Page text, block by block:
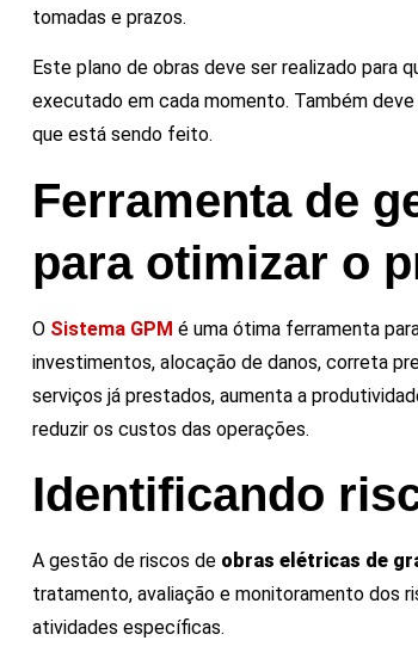
tomadas e prazos.
Este plano de obras deve ser realizado para
executado em cada momento. Também
que está sendo feito.
Ferramenta de
para otimizar o
O Sistema GPM é uma ótima ferramenta
investimentos, alocação de danos, correta
serviços já prestados, aumenta a
reduzir os custos das operações.
Identificando
A gestão de riscos de obras elétricas de
tratamento, avaliação e monitoramento dos
atividades específicas.